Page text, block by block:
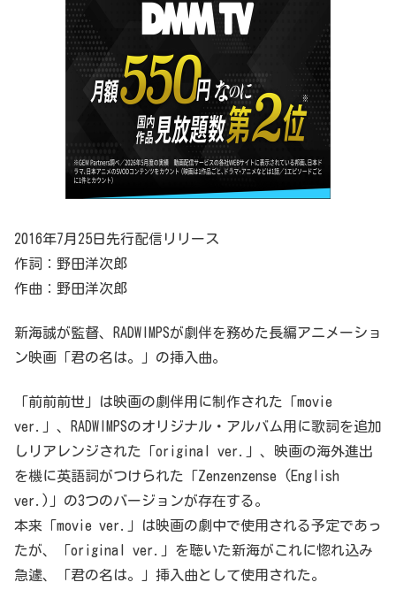
2016年7月25日先行配信リリース
作詞：野田洋次郎
作曲：野田洋次郎
新海誠が監督、RADWIMPSが劇伴を務めた長編アニメーショ
ン映画「君の名は。」の挿入曲。
「前前前世」は映画の劇伴用に制作された「movie
ver.」、RADWIMPSのオリジナル・アルバム用に歌詞を追加
しリアレンジされた「original ver.」、映画の海外進出
を機に英語詞がつけられた「Zenzenzense (English
ver.)」の3つのバージョンが存在する。
本来「movie ver.」は映画の劇中で使用される予定であっ
たが、「original ver.」を聴いた新海がこれに惚れ込み
急遽、「君の名は。」挿入曲として使用された。